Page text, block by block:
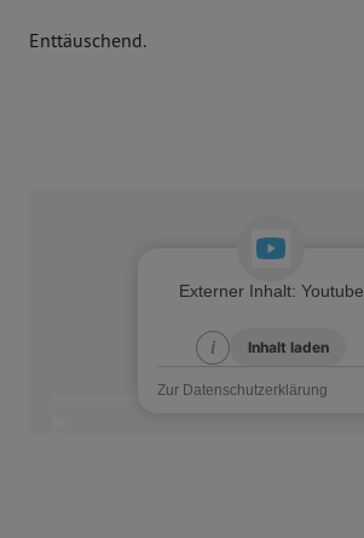
Enttäuschend.
Externer Inhalt: Youtube
ii Inhalt laden
Zur Datenschutzerklärung